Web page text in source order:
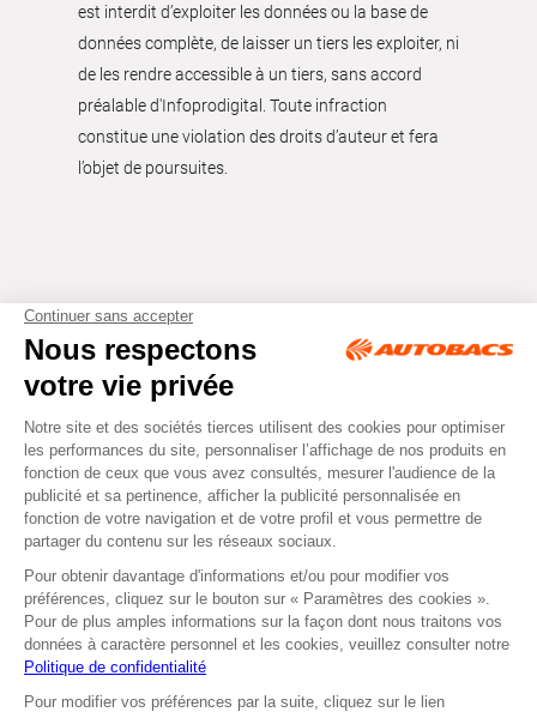
est interdit d’exploiter les données ou la base de
données complète, de laisser un tiers les exploiter, ni
de les rendre accessible à un tiers, sans accord
préalable d'Infoprodigital. Toute infraction
constitue une violation des droits d’auteur et fera
l’objet de poursuites.
Tous droits réservés © Autobacs
Mentions légales RGPD
Cookies CGV
Facebook Instagram